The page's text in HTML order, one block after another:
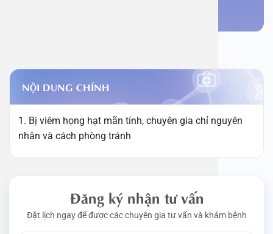
NỘI DUNG CHÍNH
1. Bị viêm họng hạt mãn tính, chuyên gia chỉ nguyên
nhân và cách phòng tránh
Đăng ký nhận tư vấn
Đặt lịch ngay để được các chuyên gia tư vấn và khám bệnh